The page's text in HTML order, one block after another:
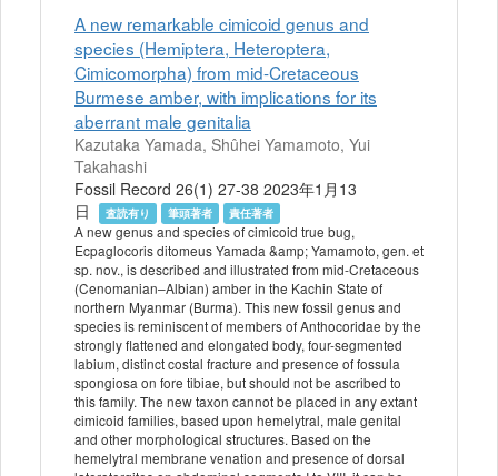
A new remarkable cimicoid genus and
species (Hemiptera, Heteroptera,
Cimicomorpha) from mid-Cretaceous
Burmese amber, with implications for its
aberrant male genitalia
Kazutaka Yamada, Shûhei Yamamoto, Yui
Takahashi
Fossil Record 26(1) 27-38 2023年1月13
日
査読有り 筆頭著者 責任著者
A new genus and species of cimicoid true bug,
Ecpaglocoris ditomeus Yamada &amp; Yamamoto, gen. et
sp. nov., is described and illustrated from mid-Cretaceous
(Cenomanian–Albian) amber in the Kachin State of
northern Myanmar (Burma). This new fossil genus and
species is reminiscent of members of Anthocoridae by the
strongly flattened and elongated body, four-segmented
labium, distinct costal fracture and presence of fossula
spongiosa on fore tibiae, but should not be ascribed to
this family. The new taxon cannot be placed in any extant
cimicoid families, based upon hemelytral, male genital
and other morphological structures. Based on the
hemelytral membrane venation and presence of dorsal